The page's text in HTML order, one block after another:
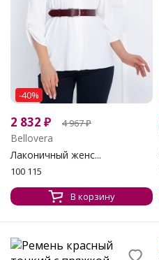
-40%
2 832 ₽ 4 967₽
Bellovera
Лаконичный женс...
100 115
В корзину